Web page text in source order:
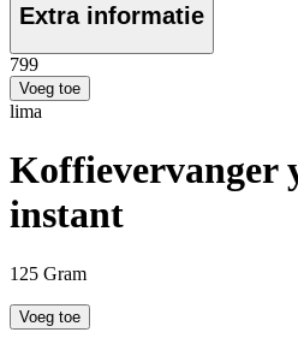
Extra informatie
799
Voeg toe
lima
Koffievervanger
instant
125 Gram
Voeg toe